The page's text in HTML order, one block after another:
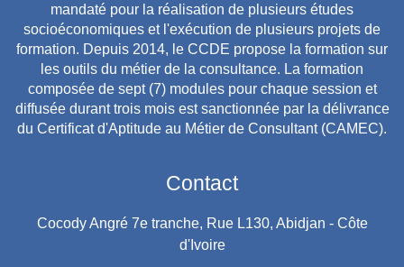
mandaté pour la réalisation de plusieurs études
socioéconomiques et l'exécution de plusieurs projets de
formation. Depuis 2014, le CCDE propose la formation sur
les outils du métier de la consultance. La formation
composée de sept (7) modules pour chaque session et
diffusée durant trois mois est sanctionnée par la délivrance
du Certificat d'Aptitude au Métier de Consultant (CAMEC).
Contact
Cocody Angré 7e tranche, Rue L130, Abidjan - Côte
d'Ivoire